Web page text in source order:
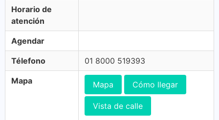
Horario de
atención
Agendar
Télefono 01 8000 519393
Mapa Mapa Cómo llegar
Vista de calle